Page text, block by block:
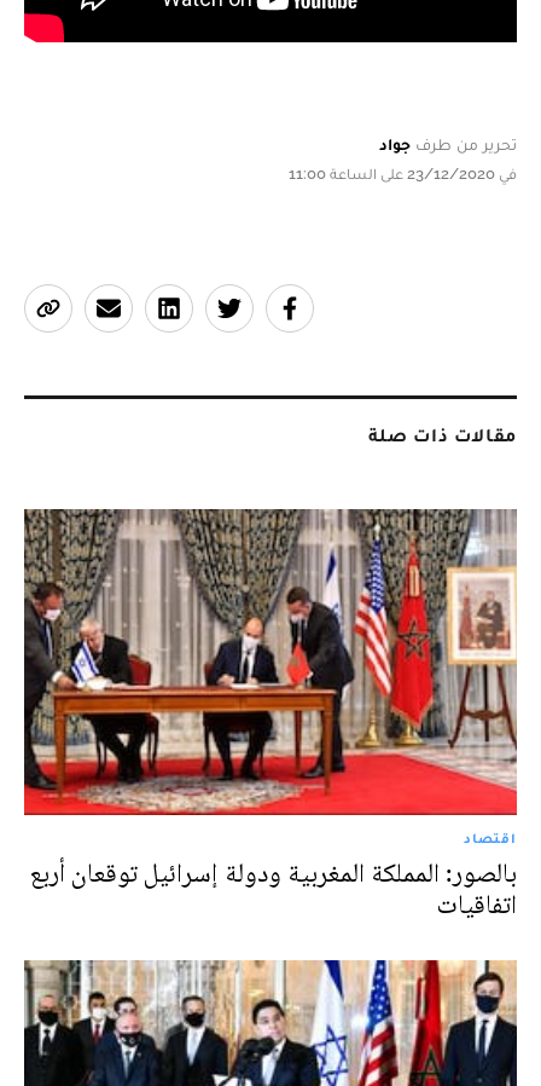
تحرير من طرف جواد
في 23/12/2020 على الساعة 11:00
مقالات ذات صلة
اقتصاد
بالصور: المملكة المغربية ودولة إسرائيل توقعان أربع
اتفاقيات